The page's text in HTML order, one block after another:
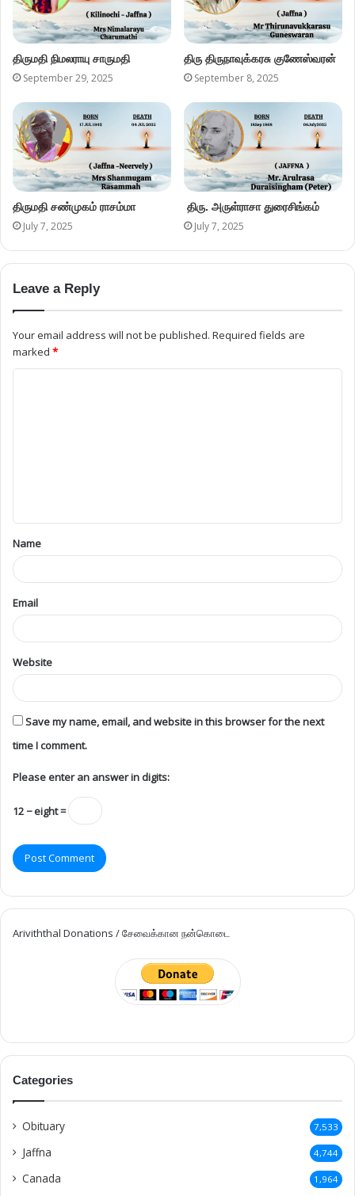
திருமதி நிமலராயு சாருமதி
September 29, 2025
திரு திருநாவுக்கரசு குணேஸ்வரன்
September 8, 2025
திருமதி சண்முகம் ராசம்மா
July 7, 2025
திரு. அருள்ராசா துரைசிங்கம்
July 7, 2025
Leave a Reply
Your email address will not be published. Required fields are
marked *
Name
Email
Website
Save my name, email, and website in this browser for the next
time I comment.
Please enter an answer in digits:
12 − eight =
Ariviththal Donations / சேவைக்கான நன்கொடை
Categories
Obituary 7,533
Jaffna 4,744
Canada 1,964